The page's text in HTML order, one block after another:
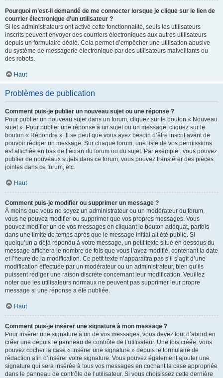
Pourquoi m’est-il demandé de me connecter lorsque je clique sur le lien de
courrier électronique d’un utilisateur ?
Si les administrateurs ont activé cette fonctionnalité, seuls les utilisateurs
inscrits peuvent envoyer des courriers électroniques aux autres utilisateurs
depuis un formulaire dédié. Cela permet d’empêcher une utilisation abusive
du système de messagerie électronique par des utilisateurs malveillants ou
des robots.
Haut
Problèmes de publication
Comment puis-je publier un nouveau sujet ou une réponse ?
Pour publier un nouveau sujet dans un forum, cliquez sur le bouton « Nouveau
sujet ». Pour publier une réponse à un sujet ou un message, cliquez sur le
bouton « Répondre ». Il se peut que vous ayez besoin d’être inscrit avant de
pouvoir rédiger un message. Sur chaque forum, une liste de vos permissions
est affichée en bas de l’écran du forum ou du sujet. Par exemple : vous pouvez
publier de nouveaux sujets dans ce forum, vous pouvez transférer des pièces
jointes dans ce forum, etc.
Haut
Comment puis-je modifier ou supprimer un message ?
À moins que vous ne soyez un administrateur ou un modérateur du forum,
vous ne pouvez modifier ou supprimer que vos propres messages. Vous
pouvez modifier un de vos messages en cliquant le bouton adéquat, parfois
dans une limite de temps après que le message initial ait été publié. Si
quelqu’un a déjà répondu à votre message, un petit texte situé en dessous du
message affichera le nombre de fois que vous l’avez modifié, contenant la date
et l’heure de la modification. Ce petit texte n’apparaîtra pas s’il s’agit d’une
modification effectuée par un modérateur ou un administrateur, bien qu’ils
puissent rédiger une raison discrète concernant leur modification. Veuillez
noter que les utilisateurs normaux ne peuvent pas supprimer leur propre
message si une réponse a été publiée.
Haut
Comment puis-je insérer une signature à mon message ?
Pour insérer une signature à un de vos messages, vous devez tout d’abord en
créer une depuis le panneau de contrôle de l’utilisateur. Une fois créée, vous
pouvez cocher la case « Insérer une signature » depuis le formulaire de
rédaction afin d’insérer votre signature. Vous pouvez également ajouter une
signature qui sera insérée à tous vos messages en cochant la case appropriée
dans le panneau de contrôle de l’utilisateur. Si vous choisissez cette dernière